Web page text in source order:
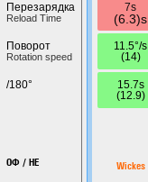
Перезарядка
Reload Time
Поворот
Rotation speed
/180°
ОФ / HE
7s
(6.3)s
11.5°/s
(14)
15.7s
(12.9)
Wickes